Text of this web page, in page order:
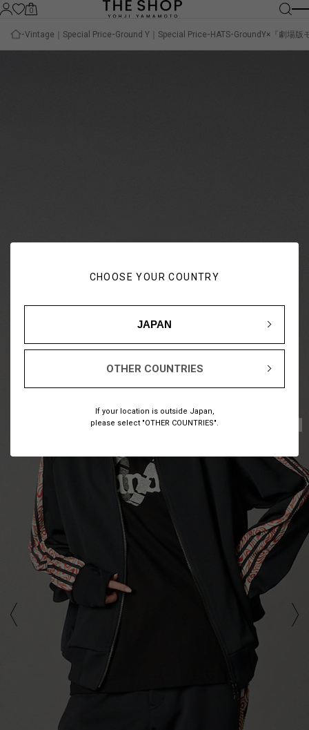
CHOOSE YOUR COUNTRY
JAPAN
OTHER COUNTRIES
If your location is outside Japan,
please select "OTHER COUNTRIES".
0
Vintage｜Special Price Ground Y｜Special Price HATS GroundY×『劇場版